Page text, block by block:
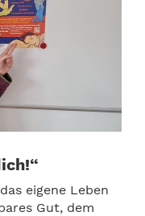
eigene Leben
Gut, dem